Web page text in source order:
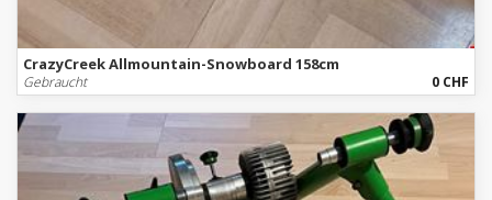
CrazyCreek Allmountain-Snowboard 158cm
Gebraucht 0 CHF